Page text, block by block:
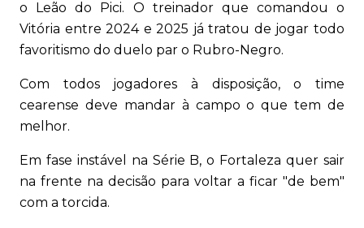
o Leão do Pici. O treinador que comandou o
Vitória entre 2024 e 2025 já tratou de jogar todo
favoritismo do duelo par o Rubro-Negro.
Com todos jogadores à disposição, o time
cearense deve mandar à campo o que tem de
melhor.
Em fase instável na Série B, o Fortaleza quer sair
na frente na decisão para voltar a ficar "de bem"
com a torcida.